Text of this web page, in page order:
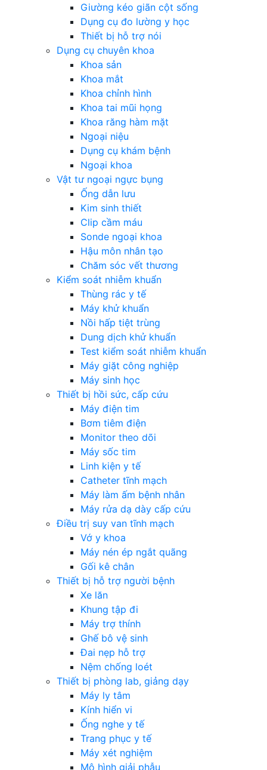
Giường kéo giãn cột sống
Dụng cụ đo lường y học
Thiết bị hỗ trợ nói
Dụng cụ chuyên khoa
Khoa sản
Khoa mắt
Khoa chỉnh hình
Khoa tai mũi họng
Khoa răng hàm mặt
Ngoại niệu
Dụng cụ khám bệnh
Ngoại khoa
Vật tư ngoại ngực bụng
Ống dẫn lưu
Kim sinh thiết
Clip cầm máu
Sonde ngoại khoa
Hậu môn nhân tạo
Chăm sóc vết thương
Kiểm soát nhiễm khuẩn
Thùng rác y tế
Máy khử khuẩn
Nồi hấp tiệt trùng
Dung dịch khử khuẩn
Test kiểm soát nhiễm khuẩn
Máy giặt công nghiệp
Máy sinh học
Thiết bị hồi sức, cấp cứu
Máy điện tim
Bơm tiêm điện
Monitor theo dõi
Máy sốc tim
Linh kiện y tế
Catheter tĩnh mạch
Máy làm ấm bệnh nhân
Máy rửa dạ dày cấp cứu
Điều trị suy van tĩnh mạch
Vớ y khoa
Máy nén ép ngắt quãng
Gối kê chân
Thiết bị hỗ trợ người bệnh
Xe lăn
Khung tập đi
Máy trợ thính
Ghế bô vệ sinh
Đai nẹp hỗ trợ
Nệm chống loét
Thiết bị phòng lab, giảng dạy
Máy ly tâm
Kính hiển vi
Ống nghe y tế
Trang phục y tế
Máy xét nghiệm
Mô hình giải phẫu